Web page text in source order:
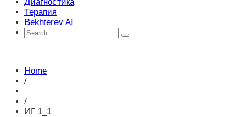
Терапия
Bekhterev AI
Home
/
/
ИГ 1_1